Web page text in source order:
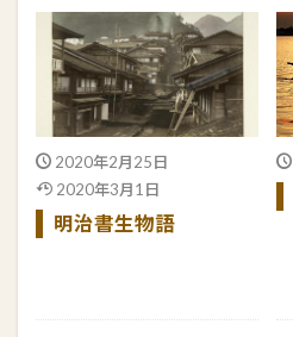
2020年2月25日
2020年3月1日
明治書生物語